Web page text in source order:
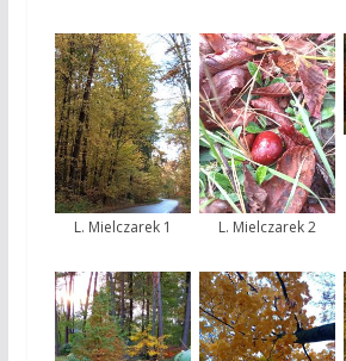
L. Mielczarek 1 L. Mielczarek 2